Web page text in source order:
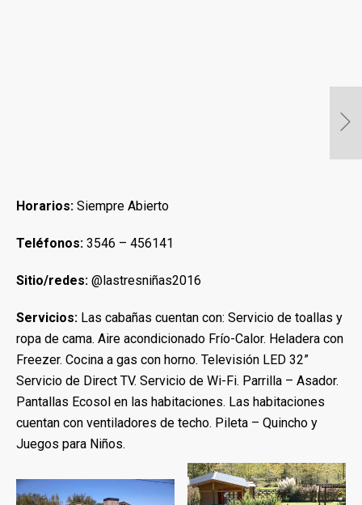
Horarios: Siempre Abierto
Teléfonos: 3546 – 456141
Sitio/redes: @lastresniñas2016
Servicios: Las cabañas cuentan con: Servicio de toallas y
ropa de cama. Aire acondicionado Frío-Calor. Heladera con
Freezer. Cocina a gas con horno. Televisión LED 32”
Servicio de Direct TV. Servicio de Wi-Fi. Parrilla – Asador.
Pantallas Ecosol en las habitaciones. Las habitaciones
cuentan con ventiladores de techo. Pileta – Quincho y
Juegos para Niños.